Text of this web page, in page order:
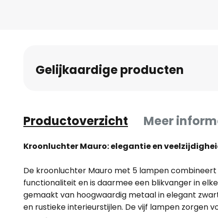
afbeeldingen-
Gelijkaardige producten
Productoverzicht Meer
Kroonluchter Mauro: elegantie en
De kroonluchter Mauro met 5 lampen
functionaliteit en is daarmee een blikvanger in
gemaakt van hoogwaardig metaal in elegant
en rustieke interieurstijlen. De vijf lampen zorgen